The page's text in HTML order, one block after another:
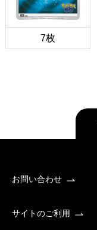
7枚
お問い合わせ
サイトのご利用